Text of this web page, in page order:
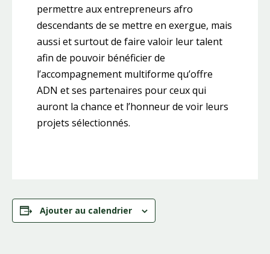
permettre aux entrepreneurs afro
descendants de se mettre en exergue, mais
aussi et surtout de faire valoir leur talent
afin de pouvoir bénéficier de
l’accompagnement multiforme qu’offre
ADN et ses partenaires pour ceux qui
auront la chance et l’honneur de voir leurs
projets sélectionnés.
Ajouter au calendrier